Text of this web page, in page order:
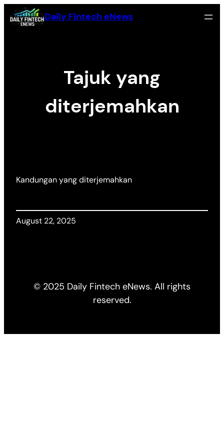
Skip
to
Daily Fintech eNews
Tajuk yang
diterjemahkan
Kandungan yang diterjemahkan
August 22, 2025
© 2025 Daily Fintech eNews. All rights
reserved.